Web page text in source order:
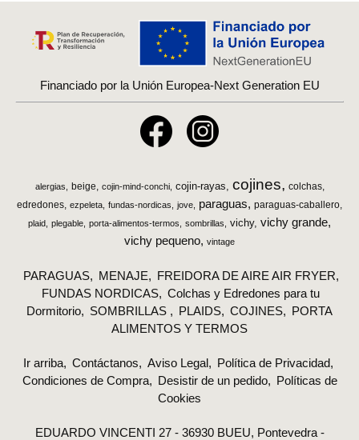
Financiado por la Unión Europea-Next Generation EU
alergias beige cojin-mind-conchi cojin-rayas cojines
colchas
edredones ezpeleta fundas-nordicas jove paraguas paraguas-caballero
plaid plegable porta-alimentos-termos sombrillas vichy vichy grande
vichy pequeno
vintage
PARAGUAS MENAJE
FREIDORA DE AIRE AIR FRYER
FUNDAS NORDICAS
Colchas y Edredones para tu
Dormitorio
SOMBRILLAS PLAIDS COJINES
PORTA
ALIMENTOS Y TERMOS
Ir arriba Contáctanos Aviso Legal
Política de Privacidad
Condiciones de Compra
Desistir de un pedido
Políticas de
Cookies
EDUARDO VINCENTI 27 - 36930 BUEU, Pontevedra -